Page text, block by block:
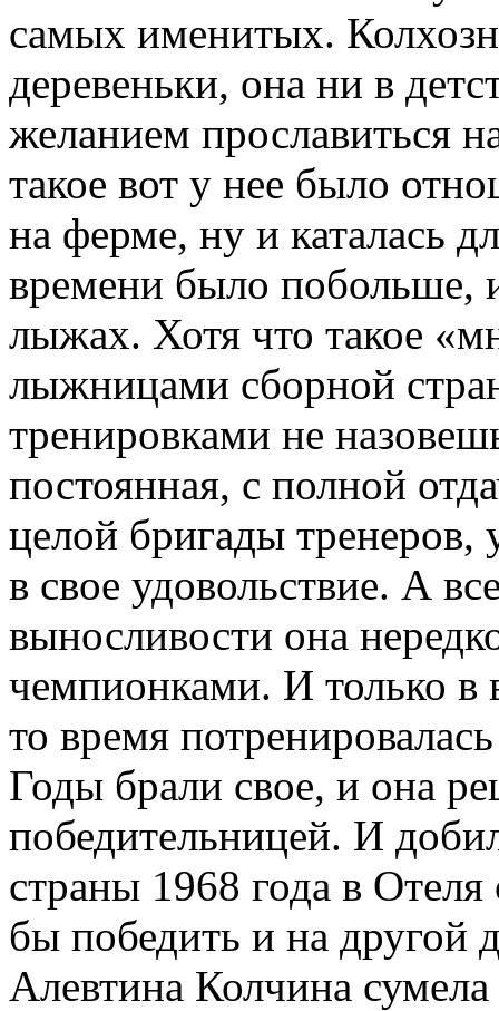
самых именитых.
деревеньки, она ни в
желанием прославиться
такое вот у нее было
на ферме, ну и каталась
времени было побольше,
лыжах. Хотя что такое
лыжницами сборной
тренировками не
постоянная, с полной
целой бригады
в свое удовольствие. А
выносливости она
чемпионками. И только в
то время
Годы брали свое, и она
победительницей. И
страны 1968 года в
бы победить и на другой
Алевтина Колчина сумела